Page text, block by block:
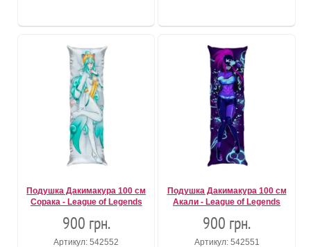
Подушка Дакимакура 100 см
Сорака - League of Legends
900 грн.
Артикул: 542552
Подушка Дакимакура 100 см
Акали - League of Legends
900 грн.
Артикул: 542551